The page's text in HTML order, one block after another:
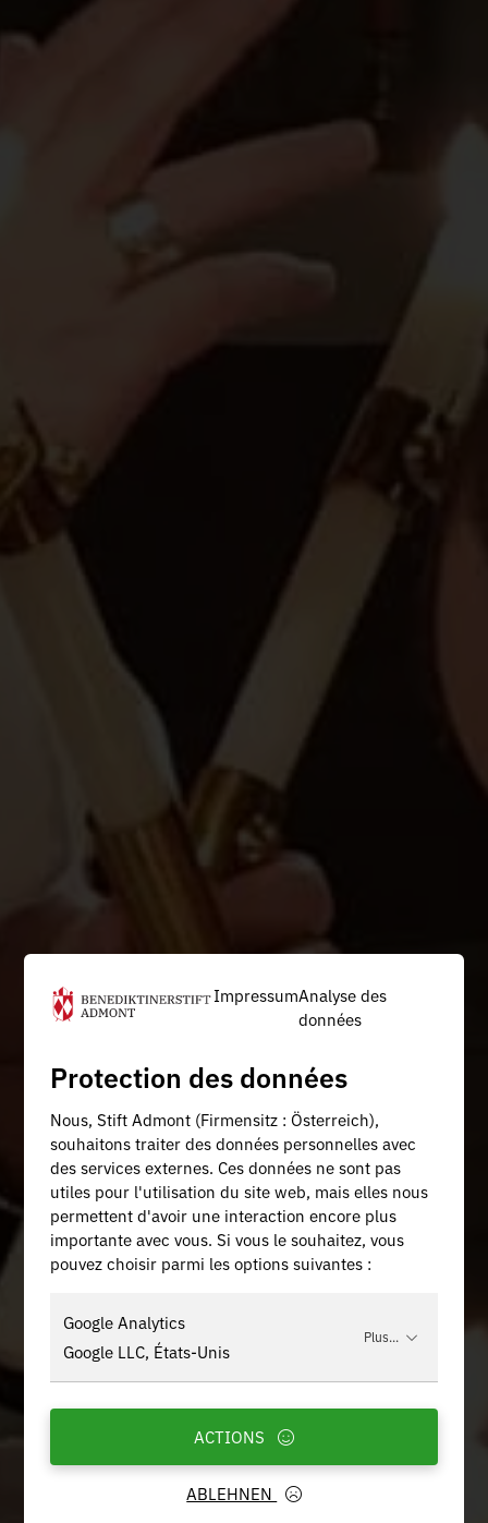
ImpressumAnalyse des
données
Protection des données
Nous, Stift Admont (Firmensitz : Österreich),
souhaitons traiter des données personnelles avec
des services externes. Ces données ne sont pas
utiles pour l'utilisation du site web, mais elles nous
permettent d'avoir une interaction encore plus
importante avec vous. Si vous le souhaitez, vous
pouvez choisir parmi les options suivantes :
Google Analytics
Google LLC, États-Unis
Plus...
ABLEHNEN
ACTIONS